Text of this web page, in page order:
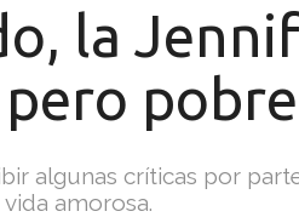
la
pobre
algunas críticas por
amorosa.